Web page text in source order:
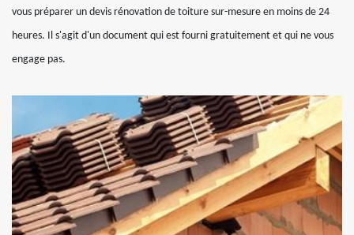
vous préparer un devis rénovation de toiture sur-mesure en moins de 24
heures. Il s'agit d'un document qui est fourni gratuitement et qui ne vous
engage pas.